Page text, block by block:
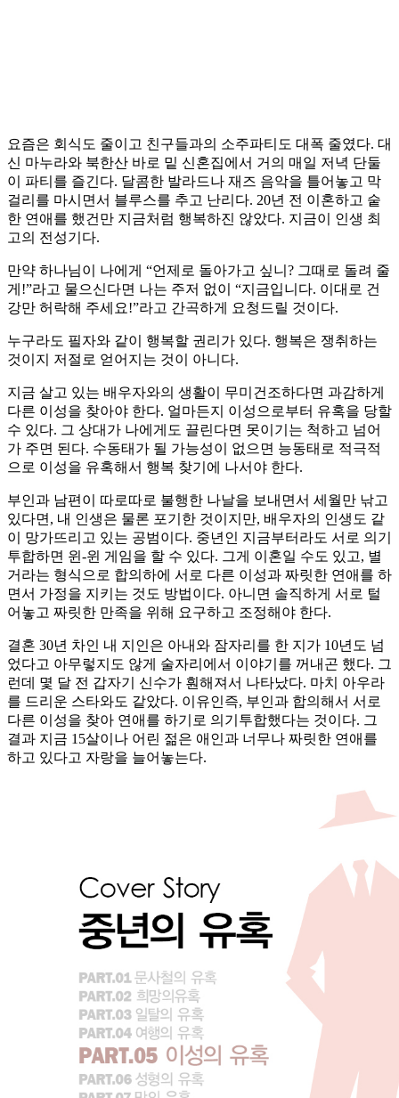
요즘은 회식도 줄이고 친구들과의 소주파티도 대폭 줄였다. 대
신 마누라와 북한산 바로 밑 신혼집에서 거의 매일 저녁 단둘
이 파티를 즐긴다. 달콤한 발라드나 재즈 음악을 틀어놓고 막
걸리를 마시면서 블루스를 추고 난리다. 20년 전 이혼하고 숱
한 연애를 했건만 지금처럼 행복하진 않았다. 지금이 인생 최
고의 전성기다.
만약 하나님이 나에게 “언제로 돌아가고 싶니? 그때로 돌려 줄
게!”라고 물으신다면 나는 주저 없이 “지금입니다. 이대로 건
강만 허락해 주세요!”라고 간곡하게 요청드릴 것이다.
누구라도 필자와 같이 행복할 권리가 있다. 행복은 쟁취하는
것이지 저절로 얻어지는 것이 아니다.
지금 살고 있는 배우자와의 생활이 무미건조하다면 과감하게
다른 이성을 찾아야 한다. 얼마든지 이성으로부터 유혹을 당할
수 있다. 그 상대가 나에게도 끌린다면 못이기는 척하고 넘어
가 주면 된다. 수동태가 될 가능성이 없으면 능동태로 적극적
으로 이성을 유혹해서 행복 찾기에 나서야 한다.
부인과 남편이 따로따로 불행한 나날을 보내면서 세월만 낚고
있다면, 내 인생은 물론 포기한 것이지만, 배우자의 인생도 같
이 망가뜨리고 있는 공범이다. 중년인 지금부터라도 서로 의기
투합하면 윈-윈 게임을 할 수 있다. 그게 이혼일 수도 있고, 별
거라는 형식으로 합의하에 서로 다른 이성과 짜릿한 연애를 하
면서 가정을 지키는 것도 방법이다. 아니면 솔직하게 서로 털
어놓고 짜릿한 만족을 위해 요구하고 조정해야 한다.
결혼 30년 차인 내 지인은 아내와 잠자리를 한 지가 10년도 넘
었다고 아무렇지도 않게 술자리에서 이야기를 꺼내곤 했다. 그
런데 몇 달 전 갑자기 신수가 훤해져서 나타났다. 마치 아우라
를 드리운 스타와도 같았다. 이유인즉, 부인과 합의해서 서로
다른 이성을 찾아 연애를 하기로 의기투합했다는 것이다. 그
결과 지금 15살이나 어린 젊은 애인과 너무나 짜릿한 연애를
하고 있다고 자랑을 늘어놓는다.